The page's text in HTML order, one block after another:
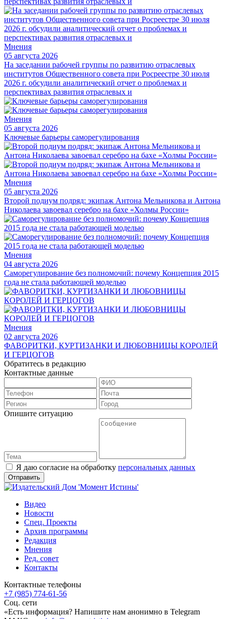
Мнения
05 августа 2026
На заседании рабочей группы по развитию отраслевых
институтов Общественного совета при Росреестре 30 июля
2026 г. обсудили аналитический отчет о проблемах и
перспективах развития отраслевых и
Мнения
05 августа 2026
Ключевые барьеры саморегулирования
Мнения
05 августа 2026
Второй подиум подряд: экипаж Антона Мельникова и Антона
Николаева завоевал серебро на бахе «Холмы России»
Мнения
04 августа 2026
Саморегулирование без полномочий: почему Концепция 2015
года не стала работающей моделью
Мнения
02 августа 2026
ФАВОРИТКИ, КУРТИЗАНКИ И ЛЮБОВНИЦЫ КОРОЛЕЙ
И ГЕРЦОГОВ
Обратитесь в редакцию
Контактные данные
Опишите ситуацию
Я даю согласие на обработку персональных данных
Видео
Новости
Спец. Проекты
Архив программы
Редакция
Мнения
Ред. совет
Контакты
Контактные телефоны
+7 (985) 774-61-56
Соц. сети
«Есть информация? Напишите нам анонимно в Telegram